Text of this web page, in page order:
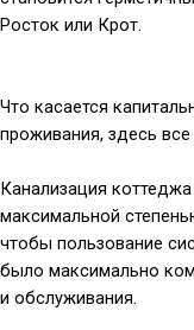
Росток или Крот.
Что касается
проживания, здесь
Канализация
максимальной
чтобы пользование
было максимально
и обслуживания.